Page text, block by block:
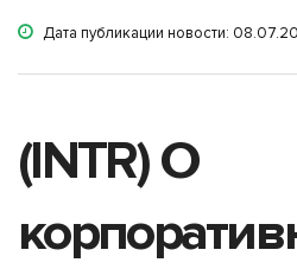
Дата публикации новости:
(INTR) О